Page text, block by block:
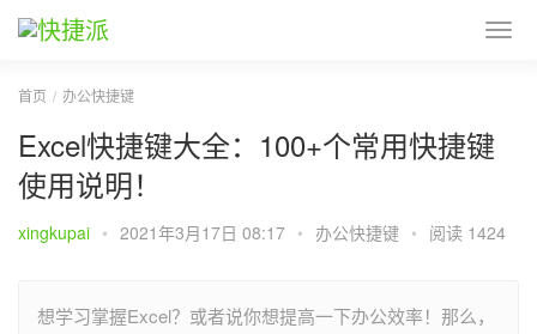
首页 办公快捷键
Excel快捷键大全：100+个常用快捷键
使用说明！
xingkupai • 2021年3月17日 08:17 • 办公快捷键 • 阅读 1424
想学习掌握Excel？或者说你想提高一下办公效率！那么，